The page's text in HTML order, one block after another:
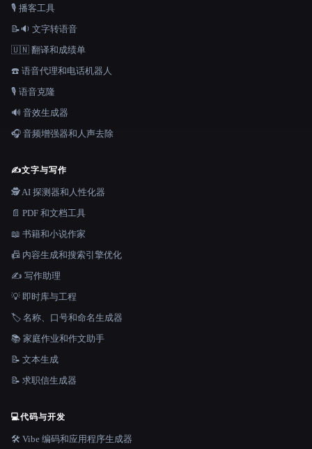
🎙️ 播客工具
📝🔉 文字转语音
🇺🇳 翻译和成绩单
☎️ 语音代理和电话机器人
🎙️ 语音克隆
🔊 音效生成器
🎧 音频增强器和人声去除
✍️文字与写作
🕵️ AI 探测器和人性化器
📄 PDF 和文档工具
📖 书籍和小说作家
📠 内容生成和搜索引擎优化
✍️ 写作助理
💡 即时库与工程
🏷️ 名称、口号和命名生成器
📚 家庭作业和作文助手
📝 文本生成
📝 求职信生成器
💻代码与开发
🛠️ Vibe 编码和应用程序生成器